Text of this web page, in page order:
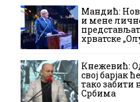
Мандић:
и мене
хрватске
Кнежевић:
свој барјак
тако забити
Србима